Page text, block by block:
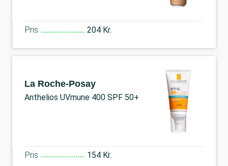
Pris 204 Kr.
La Roche-Posay
Anthelios UVmune 400 SPF 50+
Pris 154 Kr.